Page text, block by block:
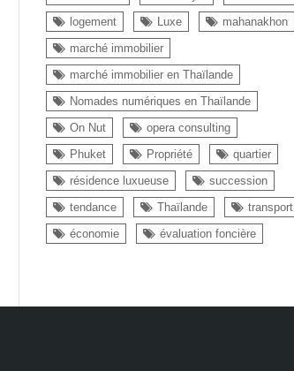
logement
Luxe
mahanakhon
marché immobilier
marché immobilier en Thaïlande
Nomades numériques en Thaïlande
On Nut
opera consulting
Phuket
Propriété
quartier
résidence luxueuse
succession
tendance
Thaïlande
transport
économie
évaluation foncière